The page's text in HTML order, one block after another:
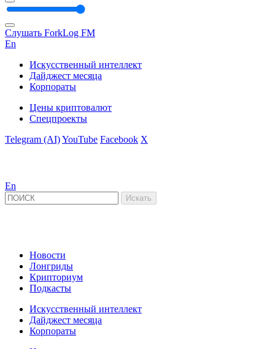
Слушать ForkLog FM
En
Искусственный интеллект
Дайджест месяца
Корпораты
Цены криптовалют
Спецпроекты
Telegram (AI)YouTube Facebook X
En
Новости
Лонгриды
Крипториум
Подкасты
Искусственный интеллект
Дайджест месяца
Корпораты